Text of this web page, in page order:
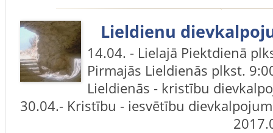
Lieldienu
14.04. - Lielajā Piektdienā
Pirmajās Lieldienās plkst.
Lieldienās - kristību
30.04.- Kristību - iesvētību